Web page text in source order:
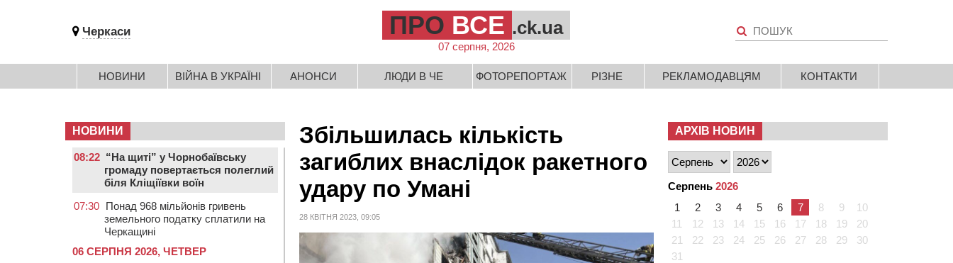
Черкаси ПРО ВСЕ .ck.ua
07 серпня, 2026
НОВИНИ ВІЙНА В УКРАЇНІ АНОНСИ ЛЮДИ В ЧЕ ФОТОРЕПОРТАЖ РІЗНЕ РЕКЛАМОДАВЦЯМ КОНТАКТИ
Збільшилась кількість
загиблих внаслідок ракетного
удару по Умані
28 КВІТНЯ 2023, 09:05
НОВИНИ
08:22 “На щиті” у Чорнобаївську
громаду повертається полеглий
біля Кліщіївки воїн
07:30 Понад 968 мільйонів гривень
земельного податку сплатили на
Черкащині
06 СЕРПНЯ 2026, ЧЕТВЕР
АРХІВ НОВИН
Серпень 2026
1
2 3 4 5 6 7 8 9
10
11
12 13 14 15 16 17 18 19
20
21
22 23 24 25 26 27 28 29
30
31